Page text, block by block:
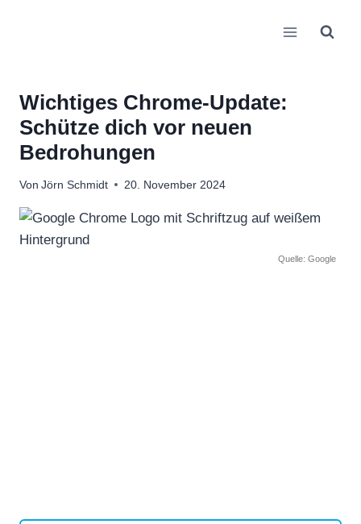
Wichtiges Chrome-Update:
Schütze dich vor neuen
Bedrohungen
Von Jörn Schmidt 20. November 2024
Quelle: Google